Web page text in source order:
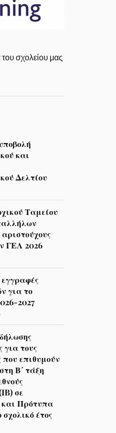
σχολείου μας
και
Δελτίου
Ταμείου
ΓΕΛ 2026
για το
2027
για τους
που επιθυμούν
Β΄ τάξη
σε
Πρότυπα
έτος